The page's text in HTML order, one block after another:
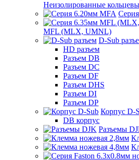
Неизолированные
MFL (MLX, UMNL)
D-Sub
HD разъем
Разъем DB
Разъем DC
Разъем DF
Разъем DHS
Разъем DI
Разъем DP
Корпус D-
DB корпус
Разъемы